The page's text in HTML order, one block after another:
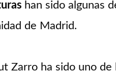
han sido algunas
de Madrid.
Zarro ha sido uno